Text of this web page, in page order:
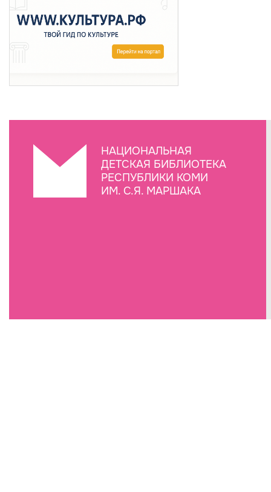
НАЦИОНАЛЬНАЯ
ДЕТСКАЯ БИБЛИОТЕКА
РЕСПУБЛИКИ КОМИ
ИМ. С.Я. МАРШАКА